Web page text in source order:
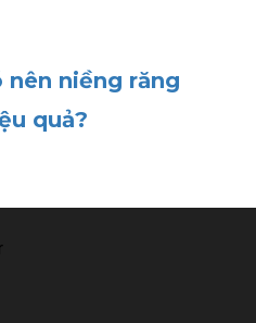
niềng răng
quả?